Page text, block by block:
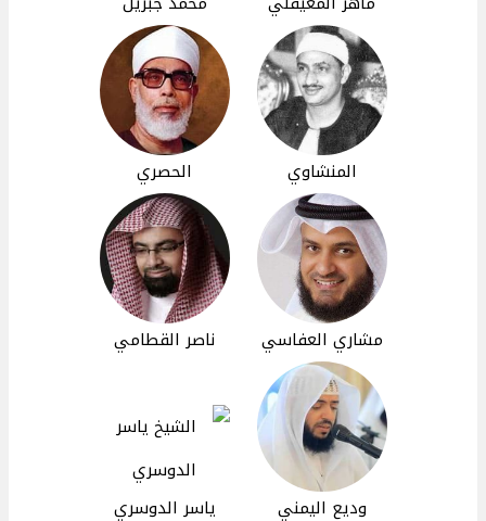
المنشاوي الحصري
مشاري العفاسي ناصر القطامي
وديع اليمني ياسر الدوسري